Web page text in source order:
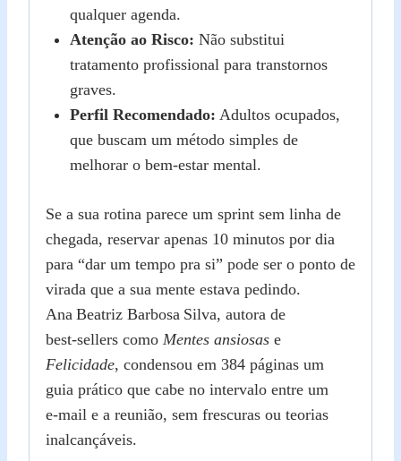
qualquer agenda.
Atenção ao Risco: Não substitui
tratamento profissional para transtornos
graves.
Perfil Recomendado: Adultos ocupados,
que buscam um método simples de
melhorar o bem‑estar mental.
Se a sua rotina parece um sprint sem linha de
chegada, reservar apenas 10 minutos por dia
para “dar um tempo pra si” pode ser o ponto de
virada que a sua mente estava pedindo.
Ana Beatriz Barbosa Silva, autora de
best‑sellers como Mentes ansiosas e
Felicidade, condensou em 384 páginas um
guia prático que cabe no intervalo entre um
e‑mail e a reunião, sem frescuras ou teorias
inalcançáveis.